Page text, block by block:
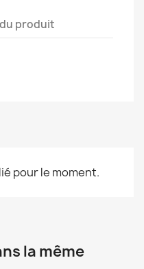
produit
pour le moment.
la même